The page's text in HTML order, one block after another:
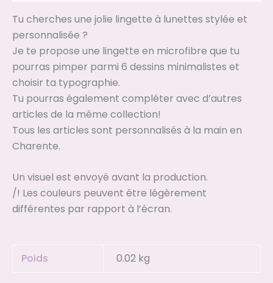
Tu cherches une jolie lingette à lunettes stylée et
personnalisée ?
Je te propose une lingette en microfibre que tu
pourras pimper parmi 6 dessins minimalistes et
choisir ta typographie.
Tu pourras également compléter avec d’autres
articles de la même collection!
Tous les articles sont personnalisés à la main en
Charente.
Un visuel est envoyé avant la production.
/! Les couleurs peuvent être légèrement
différentes par rapport à l’écran.
Poids 0.02 kg